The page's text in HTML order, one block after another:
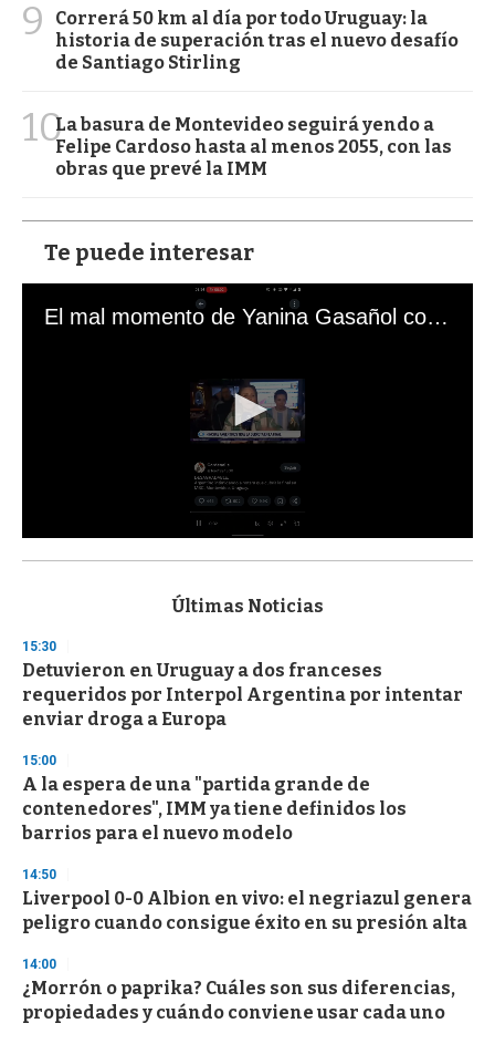
9
Correrá 50 km al día por todo Uruguay: la
historia de superación tras el nuevo desafío
de Santiago Stirling
10La basura de Montevideo seguirá yendo a
Felipe Cardoso hasta al menos 2055, con las
obras que prevé la IMM
Te puede interesar
El mal momento de Yanina Gasañol con un hincha argentino en "Subrayado"
s
d
s
o
f
3
s
e
c
o
n
Últimas Noticias
15:30
Detuvieron en Uruguay a dos franceses
requeridos por Interpol Argentina por intentar
enviar droga a Europa
15:00
A la espera de una "partida grande de
contenedores", IMM ya tiene definidos los
barrios para el nuevo modelo
14:50
Liverpool 0-0 Albion en vivo: el negriazul genera
peligro cuando consigue éxito en su presión alta
14:00
¿Morrón o paprika? Cuáles son sus diferencias,
propiedades y cuándo conviene usar cada uno